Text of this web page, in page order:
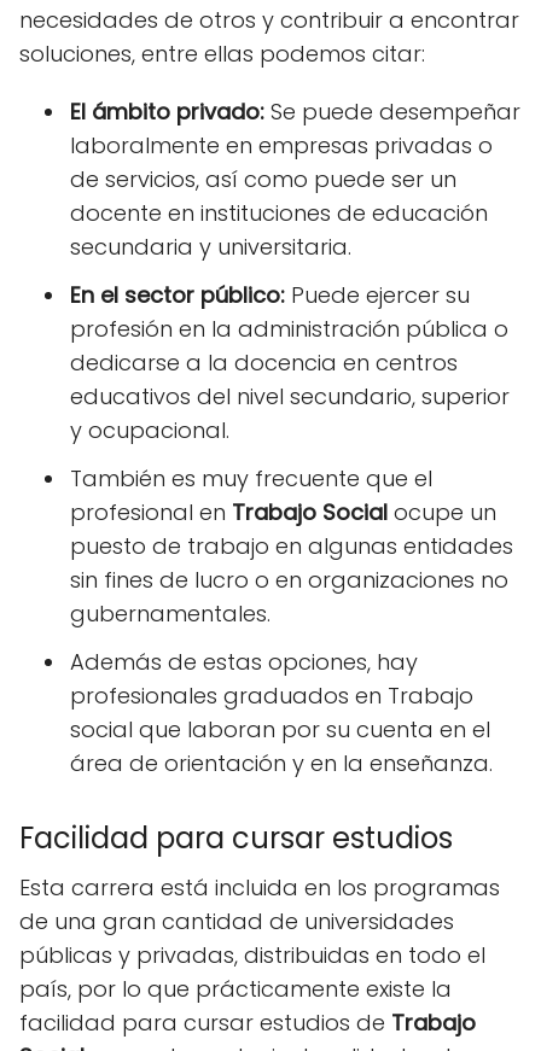
necesidades de otros y contribuir a encontrar
soluciones, entre ellas podemos citar:
El ámbito privado: Se puede desempeñar
laboralmente en empresas privadas o
de servicios, así como puede ser un
docente en instituciones de educación
secundaria y universitaria.
En el sector público: Puede ejercer su
profesión en la administración pública o
dedicarse a la docencia en centros
educativos del nivel secundario, superior
y ocupacional.
También es muy frecuente que el
profesional en Trabajo Social ocupe un
puesto de trabajo en algunas entidades
sin fines de lucro o en organizaciones no
gubernamentales.
Además de estas opciones, hay
profesionales graduados en Trabajo
social que laboran por su cuenta en el
área de orientación y en la enseñanza.
Facilidad para cursar estudios
Esta carrera está incluida en los programas
de una gran cantidad de universidades
públicas y privadas, distribuidas en todo el
país, por lo que prácticamente existe la
facilidad para cursar estudios de Trabajo